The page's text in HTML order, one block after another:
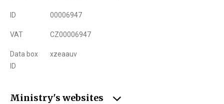
ID 00006947
VAT CZ00006947
Data box
ID
xzeaauv
Ministry's websites